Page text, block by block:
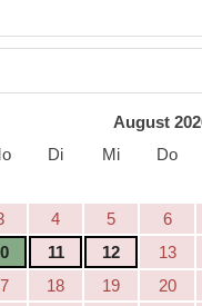
August
Di Mi Do
4 5 6
11 12 13
18 19 20